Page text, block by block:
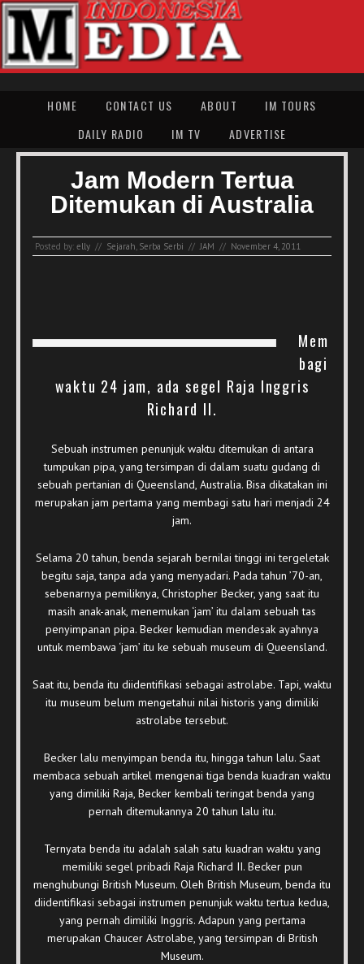
HOME CONTACT US ABOUT
IM TOURS
DAILY RADIO
IM TV ADVERTISE
Jam Modern Tertua
Ditemukan di Australia
Posted by: elly // Sejarah Serba Serbi // JAM // November 4, 2011
Mem
bagi
waktu 24 jam, ada segel Raja Inggris
Richard II.
Sebuah instrumen penunjuk waktu ditemukan di antara
tumpukan pipa, yang tersimpan di dalam suatu gudang di
sebuah pertanian di Queensland, Australia. Bisa dikatakan ini
merupakan jam pertama yang membagi satu hari menjadi 24
jam.
Selama 20 tahun, benda sejarah bernilai tinggi ini tergeletak
begitu saja, tanpa ada yang menyadari. Pada tahun ’70-an,
sebenarnya pemiliknya, Christopher Becker, yang saat itu
masih anak-anak, menemukan ‘jam’ itu dalam sebuah tas
penyimpanan pipa. Becker kemudian mendesak ayahnya
untuk membawa ‘jam’ itu ke sebuah museum di Queensland.
Saat itu, benda itu diidentifikasi sebagai astrolabe. Tapi, waktu
itu museum belum mengetahui nilai historis yang dimiliki
astrolabe tersebut.
Becker lalu menyimpan benda itu, hingga tahun lalu. Saat
membaca sebuah artikel mengenai tiga benda kuadran waktu
yang dimiliki Raja, Becker kembali teringat benda yang
pernah ditemukannya 20 tahun lalu itu.
Ternyata benda itu adalah salah satu kuadran waktu yang
memiliki segel pribadi Raja Richard II. Becker pun
menghubungi British Museum. Oleh British Museum, benda itu
diidentifikasi sebagai instrumen penunjuk waktu tertua kedua,
yang pernah dimiliki Inggris. Adapun yang pertama
merupakan Chaucer Astrolabe, yang tersimpan di British
Museum.